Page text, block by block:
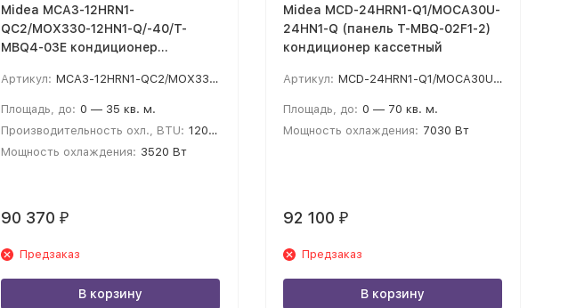
Midea MCA3-12HRN1-
QC2/MOX330-12HN1-Q/-40/T-
MBQ4-03E кондиционер
Артикул: MCA3-12HRN1-QC2/MOX330-12HN1-Q/-40/T-MBQ4-03E
Площадь, до: 0 — 35 кв. м.
Производительность охл., BTU: 12000
Мощность охлаждения: 3520 Вт
90 370 ₽
Предзаказ
В корзину
Midea MCD-24HRN1-Q1/MOCA30U-
24HN1-Q (панель T-MBQ-02F1-2)
кондиционер кассетный
Артикул: MCD-24HRN1-Q1/MOCA30U-24HN1-Q/T-MBQ-02M4
Площадь, до: 0 — 70 кв. м.
Мощность охлаждения: 7030 Вт
92 100 ₽
Предзаказ
В корзину